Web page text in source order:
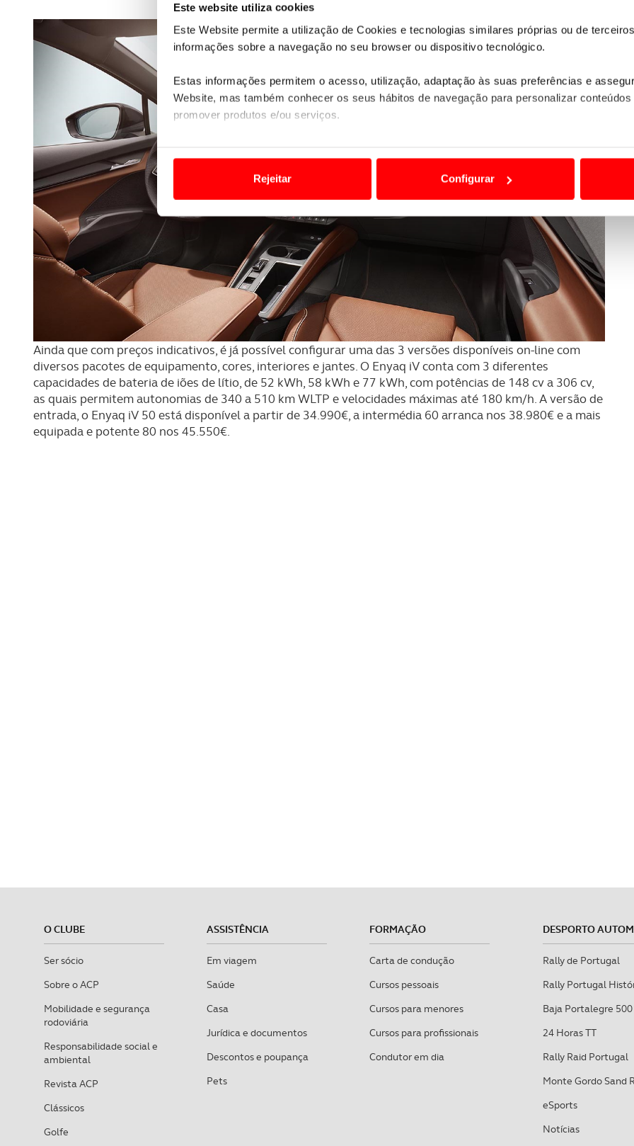
Este website utiliza cookies
Este Website permite a utilização de Cookies e tecnologias similares próprias ou de
informações sobre a navegação no seu browser ou dispositivo tecnológico.
Estas informações permitem o acesso, utilização, adaptação às suas preferências e
Website, mas também conhecer os seus hábitos de navegação para personalizar
promover produtos e/ou serviços.
Usamos cookies para melhorar a sua experiência digital, personalizar conteúdos e
funcionalidades de redes sociais, bem como para analisar dados de navegação no nosso
Adicionalmente partilhamos informação, relativa à sua utilização do nosso site de
e organizações na UE e em países terceiros.
O ACP garantirá que as transferências internacionais de dados pessoais serão realizadas
consentimento e quando tal se afigure estritamente necessário no contexto dos serviços a
Realçamos que o bloqueio de certo tipo de Cookies e tecnologias similares pode ter impacto
navegação no Website e nos serviços disponibilizados.
Consulte a política de cookies do site.
Rejeitar Configurar
Ainda que com preços indicativos, é já possível configurar uma das 3 versões disponíveis on-line com
diversos pacotes de equipamento, cores, interiores e jantes. O Enyaq iV conta com 3 diferentes
capacidades de bateria de iões de lítio, de 52 kWh, 58 kWh e 77 kWh, com potências de 148 cv a 306 cv,
as quais permitem autonomias de 340 a 510 km WLTP e velocidades máximas até 180 km/h. A versão de
entrada, o Enyaq iV 50 está disponível a partir de 34.990€, a intermédia 60 arranca nos 38.980€ e a mais
equipada e potente 80 nos 45.550€.
O CLUBE
Ser sócio
Sobre o ACP
Mobilidade e segurança
rodoviária
Responsabilidade social e
ambiental
Revista ACP
Clássicos
Golfe
ASSISTÊNCIA
Em viagem
Saúde
Casa
Jurídica e documentos
Descontos e poupança
Pets
FORMAÇÃO
Carta de condução
Cursos pessoais
Cursos para menores
Cursos para profissionais
Condutor em dia
DESPORTO
Rally de Portugal
Rally Portugal
Baja Portalegre 500
24 Horas TT
Rally Raid Portugal
Monte Gordo Sand
eSports
Notícias